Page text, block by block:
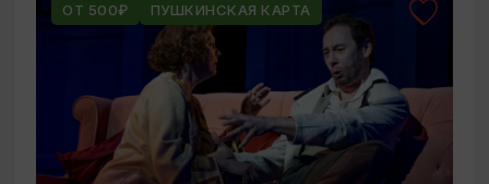
ОТ 500₽ ПУШКИНСКАЯ КАРТА